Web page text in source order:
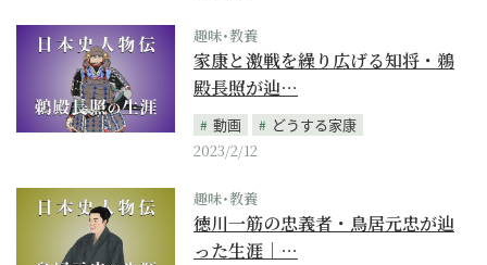
趣味･教養
家康と激戦を繰り広げる知将・鵜
殿長照が辿…
動画
どうする家康
2023/2/12
趣味･教養
徳川一筋の忠義者・鳥居元忠が辿
った生涯｜…